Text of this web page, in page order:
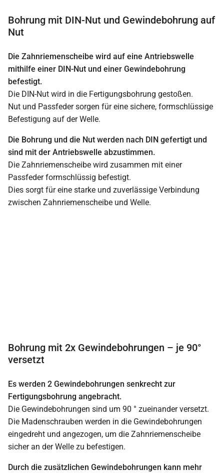
Bohrung mit DIN-Nut und Gewindebohrung auf
Nut
Die Zahnriemenscheibe wird auf eine Antriebswelle
mithilfe einer DIN-Nut und einer Gewindebohrung
befestigt.
Die DIN-Nut wird in die Fertigungsbohrung gestoßen.
Nut und Passfeder sorgen für eine sichere, formschlüssige
Befestigung auf der Welle.
Die Bohrung und die Nut werden nach DIN gefertigt und
sind mit der Antriebswelle abzustimmen.
Die Zahnriemenscheibe wird zusammen mit einer
Passfeder formschlüssig befestigt.
Dies sorgt für eine starke und zuverlässige Verbindung
zwischen Zahnriemenscheibe und Welle.
Bohrung mit 2x Gewindebohrungen – je 90°
versetzt
Es werden 2 Gewindebohrungen senkrecht zur
Fertigungsbohrung angebracht.
Die Gewindebohrungen sind um 90 ° zueinander versetzt.
Die Madenschrauben werden in die Gewindebohrungen
eingedreht und angezogen, um die Zahnriemenscheibe
sicher an der Welle zu befestigen.
Durch die zusätzlichen Gewindebohrungen kann mehr